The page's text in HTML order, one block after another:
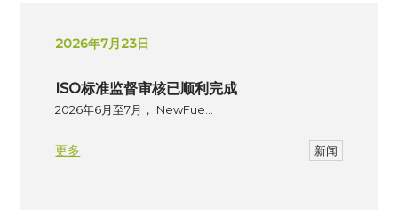
2026年7月23日
ISO标准监督审核已顺利完成
2026年6月至7月， NewFue…
更多 新闻